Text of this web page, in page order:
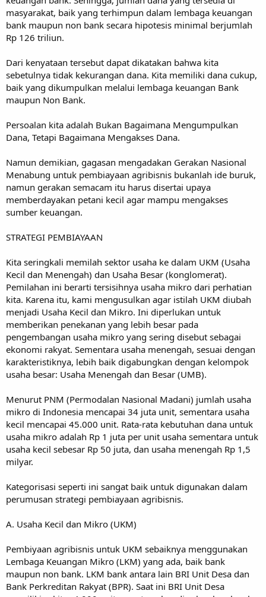
masyarakat, baik yang terhimpun dalam lembaga keuangan
bank maupun non bank secara hipotesis minimal berjumlah
Rp 126 triliun.
Dari kenyataan tersebut dapat dikatakan bahwa kita
sebetulnya tidak kekurangan dana. Kita memiliki dana cukup,
baik yang dikumpulkan melalui lembaga keuangan Bank
maupun Non Bank.
Persoalan kita adalah Bukan Bagaimana Mengumpulkan
Dana, Tetapi Bagaimana Mengakses Dana.
Namun demikian, gagasan mengadakan Gerakan Nasional
Menabung untuk pembiayaan agribisnis bukanlah ide buruk,
namun gerakan semacam itu harus disertai upaya
memberdayakan petani kecil agar mampu mengakses
sumber keuangan.
STRATEGI PEMBIAYAAN
Kita seringkali memilah sektor usaha ke dalam UKM (Usaha
Kecil dan Menengah) dan Usaha Besar (konglomerat).
Pemilahan ini berarti tersisihnya usaha mikro dari perhatian
kita. Karena itu, kami mengusulkan agar istilah UKM diubah
menjadi Usaha Kecil dan Mikro. Ini diperlukan untuk
memberikan penekanan yang lebih besar pada
pengembangan usaha mikro yang sering disebut sebagai
ekonomi rakyat. Sementara usaha menengah, sesuai dengan
karakteristiknya, lebih baik digabungkan dengan kelompok
usaha besar: Usaha Menengah dan Besar (UMB).
Menurut PNM (Permodalan Nasional Madani) jumlah usaha
mikro di Indonesia mencapai 34 juta unit, sementara usaha
kecil mencapai 45.000 unit. Rata-rata kebutuhan dana untuk
usaha mikro adalah Rp 1 juta per unit usaha sementara untuk
usaha kecil sebesar Rp 50 juta, dan usaha menengah Rp 1,5
milyar.
Kategorisasi seperti ini sangat baik untuk digunakan dalam
perumusan strategi pembiayaan agribisnis.
A. Usaha Kecil dan Mikro (UKM)
Pembiyaan agribisnis untuk UKM sebaiknya menggunakan
Lembaga Keuangan Mikro (LKM) yang ada, baik bank
maupun non bank. LKM bank antara lain BRI Unit Desa dan
Bank Perkreditan Rakyat (BPR). Saat ini BRI Unit Desa